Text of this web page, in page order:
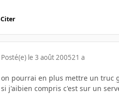
Citer
Posté(e) le 3 août 200521 a
on pourrai en plus mettre un truc
si j'aibien compris c'est sur un